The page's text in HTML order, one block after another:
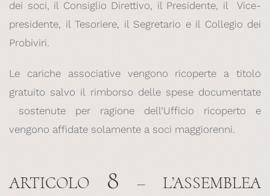
dei soci, il Consiglio Direttivo, il Presidente, il Vice-
presidente, il Tesoriere, il Segretario e il Collegio dei
Probiviri.
Le cariche associative vengono ricoperte a titolo
gratuito salvo il rimborso delle spese documentate
sostenute per ragione dell’Ufficio ricoperto e
vengono affidate solamente a soci maggiorenni.
ARTICOLO 8 – L’ASSEMBLEA